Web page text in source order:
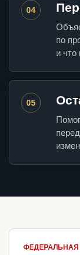
04
по
и что
05
ФЕДЕРАЛЬНАЯ